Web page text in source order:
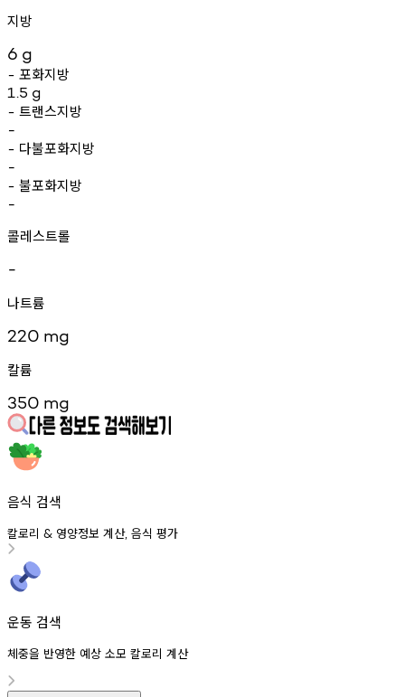
지방
6 g
- 포화지방
1.5 g
- 트랜스지방
-
- 다불포화지방
-
- 불포화지방
-
콜레스트롤
-
나트륨
220 mg
칼륨
350 mg
음식 검색
칼로리 & 영양정보 계산, 음식 평가
운동 검색
체중을 반영한 예상 소모 칼로리 계산